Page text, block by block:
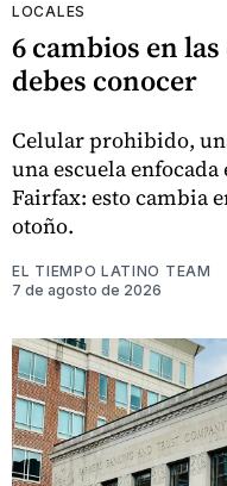
LOCALES
6 cambios en
debes conocer
Celular prohibido,
una escuela
Fairfax: esto cambia
otoño.
EL TIEMPO LATINO TEAM
7 de agosto de 2026